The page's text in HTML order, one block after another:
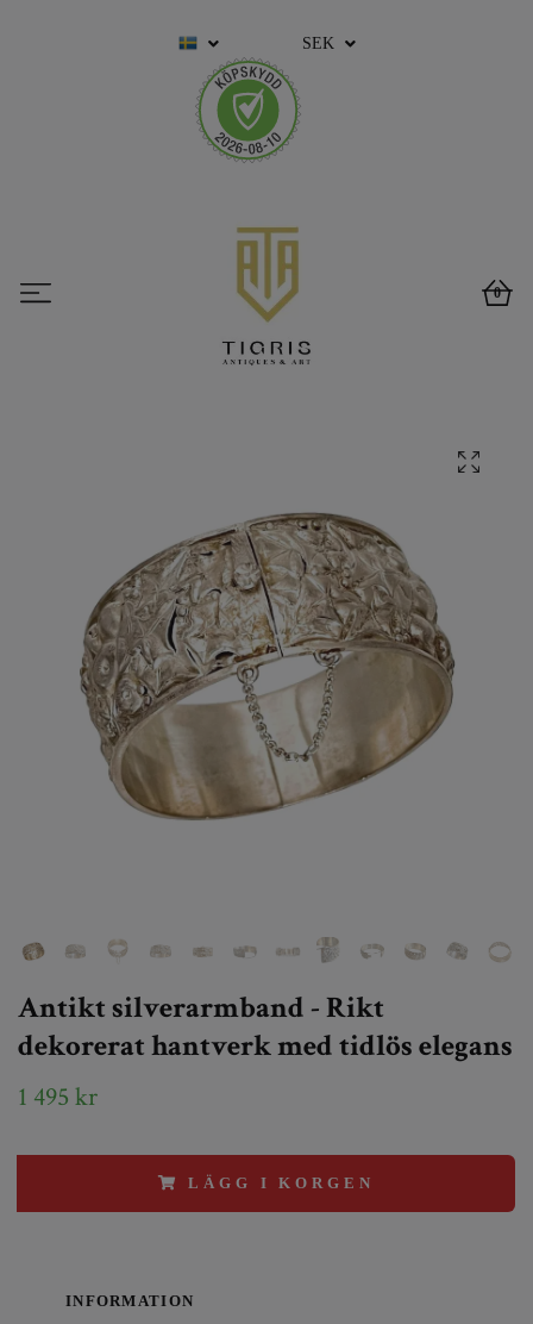
SEK
0
Antikt silverarmband - Rikt
dekorerat hantverk med tidlös elegans
1 495 kr
LÄGG I KORGEN
INFORMATION